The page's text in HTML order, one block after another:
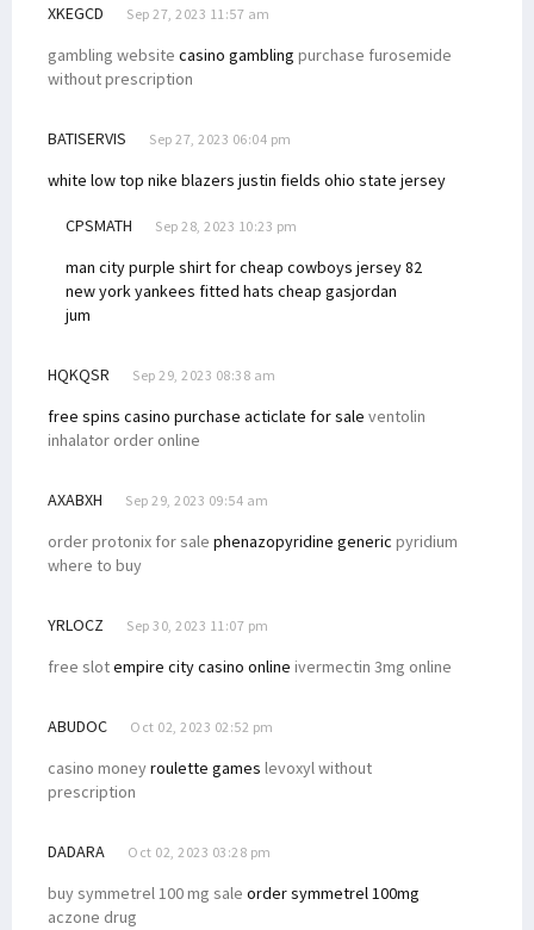
XKEGCD Sep 27, 2023 11:57 am
gambling website casino gambling purchase furosemide
without prescription
BATISERVIS Sep 27, 2023 06:04 pm
white low top nike blazers justin fields ohio state jersey
CPSMATH Sep 28, 2023 10:23 pm
man city purple shirt for cheap cowboys jersey 82
new york yankees fitted hats cheap gasjordan
jum
HQKQSR Sep 29, 2023 08:38 am
free spins casino purchase acticlate for sale ventolin
inhalator order online
AXABXH Sep 29, 2023 09:54 am
order protonix for sale phenazopyridine generic pyridium
where to buy
YRLOCZ Sep 30, 2023 11:07 pm
free slotempire city casino online ivermectin 3mg online
ABUDOC Oct 02, 2023 02:52 pm
casino moneyroulette games levoxyl without
prescription
DADARA Oct 02, 2023 03:28 pm
buy symmetrel 100 mg sale order symmetrel 100mg
aczone drug